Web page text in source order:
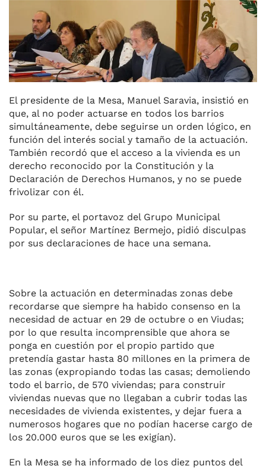
c
e
b
o
o
k
s
k
y
re
a
d
s
at
s
A
p
p
e
gr
a
m
ai
l
m
p
ar
ti
r
El presidente de la Mesa, Manuel Saravia, insistió en
que, al no poder actuarse en todos los barrios
simultáneamente, debe seguirse un orden lógico, en
función del interés social y tamaño de la actuación.
También recordó que el acceso a la vivienda es un
derecho reconocido por la Constitución y la
Declaración de Derechos Humanos, y no se puede
frivolizar con él.
Por su parte, el portavoz del Grupo Municipal
Popular, el señor Martínez Bermejo, pidió disculpas
por sus declaraciones de hace una semana.
Sobre la actuación en determinadas zonas debe
recordarse que siempre ha habido consenso en la
necesidad de actuar en 29 de octubre o en Viudas;
por lo que resulta incomprensible que ahora se
ponga en cuestión por el propio partido que
pretendía gastar hasta 80 millones en la primera de
las zonas (expropiando todas las casas; demoliendo
todo el barrio, de 570 viviendas; para construir
viviendas nuevas que no llegaban a cubrir todas las
necesidades de vivienda existentes, y dejar fuera a
numerosos hogares que no podían hacerse cargo de
los 20.000 euros que se les exigían).
En la Mesa se ha informado de los diez puntos del